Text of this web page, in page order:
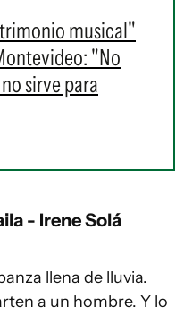
musical"
"No
sirve para
- Irene Solá
llena de lluvia.
a un hombre. Y lo